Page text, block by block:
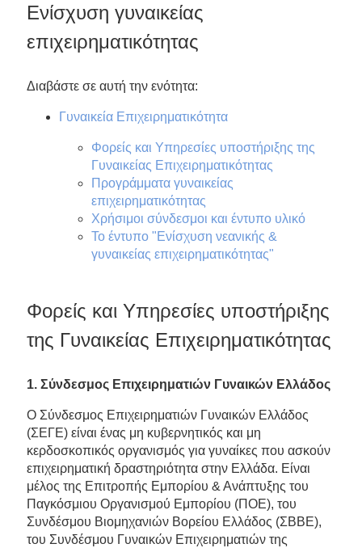
Eνίσχυση γυναικείας
επιχειρηματικότητας
Διαβάστε σε αυτή την ενότητα:
Γυναικεία Επιχειρηματικότητα
Φορείς και Υπηρεσίες υποστήριξης της
Γυναικείας Επιχειρηματικότητας
Προγράμματα γυναικείας
επιχειρηματικότητας
Χρήσιμοι σύνδεσμοι και έντυπο υλικό
Το έντυπο "Eνίσχυση νεανικής &
γυναικείας επιχειρηματικότητας"
Φορείς και Υπηρεσίες υποστήριξης
της Γυναικείας Επιχειρηματικότητας
1. Σύνδεσμος Επιχειρηματιών Γυναικών Ελλάδος
Ο Σύνδεσμος Επιχειρηματιών Γυναικών Ελλάδος
(ΣΕΓΕ) είναι ένας μη κυβερνητικός και μη
κερδοσκοπικός οργανισμός για γυναίκες που ασκούν
επιχειρηματική δραστηριότητα στην Ελλάδα. Είναι
μέλος της Επιτροπής Εμπορίου & Ανάπτυξης του
Παγκόσμιου Οργανισμού Εμπορίου (ΠΟΕ), του
Συνδέσμου Βιομηχανιών Βορείου Ελλάδος (ΣΒΒΕ),
του Συνδέσμου Γυναικών Επιχειρηματιών της